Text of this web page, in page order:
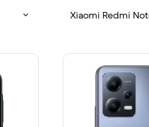
Xiaomi Redmi